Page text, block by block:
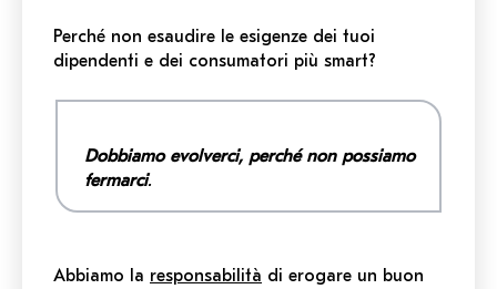
Perché non esaudire le esigenze dei tuoi
dipendenti e dei consumatori più smart?
Dobbiamo evolverci, perché non possiamo
fermarci.
Abbiamo la responsabilità di erogare un buon